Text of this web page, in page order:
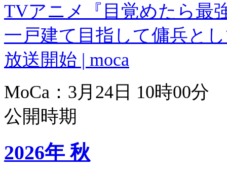
TVアニメ『目覚めたら最
一戸建て目指して傭兵と
放送開始 | moca
MoCa：3月24日 10時00分
公開時期
2026年 秋